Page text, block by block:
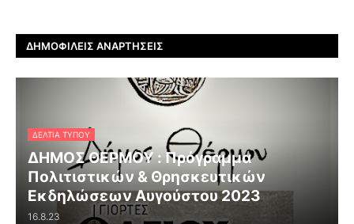
ΔΗΜΟΦΙΛΕΊΣ ΑΝΑΡΤΉΣΕΙΣ
ΔΕΛΤΊΑ ΤΎΠΟΥ
ΔΗΜΟΣ ΘΕΡΜΟΥ : Πρόγραμμα
Πολιτιστικών & Θρησκευτικών
Εκδηλώσεων Αυγούστου 2023
16.8.23